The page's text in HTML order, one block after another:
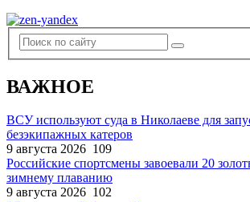
ВАЖНОЕ
ВСУ используют суда в Николаеве для
безэкипажных катеров
9 августа 2026 109
Российские спортсмены завоевали 20
зимнему плаванию
9 августа 2026 102